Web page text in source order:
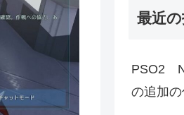
最近
PSO2
の追加の